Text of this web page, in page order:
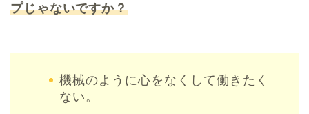
プじゃないですか？
機械のように心をなくして働きたく
ない。